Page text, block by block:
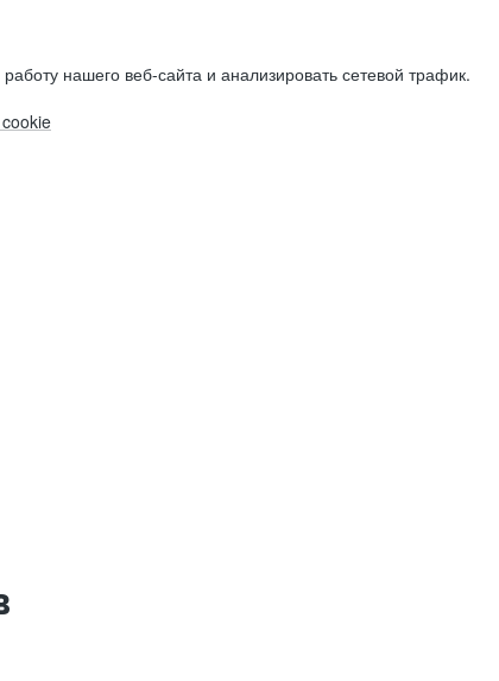
нашего веб-сайта и анализировать сетевой трафик.